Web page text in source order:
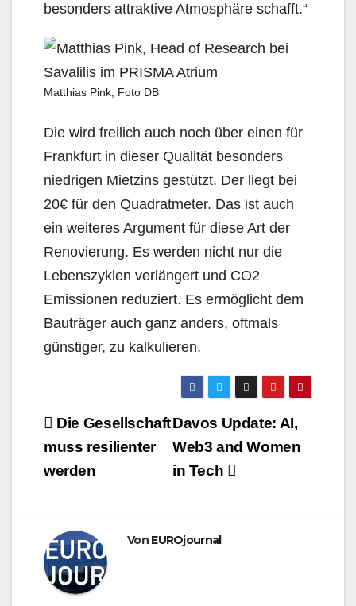
besonders attraktive Atmosphäre schafft.“
Matthias Pink, Foto DB
Die wird freilich auch noch über einen für
Frankfurt in dieser Qualität besonders
niedrigen Mietzins gestützt. Der liegt bei
20€ für den Quadratmeter. Das ist auch
ein weiteres Argument für diese Art der
Renovierung. Es werden nicht nur die
Lebenszyklen verlängert und CO2
Emissionen reduziert. Es ermöglicht dem
Bauträger auch ganz anders, oftmals
günstiger, zu kalkulieren.
Beitragsnavigation
Davos Update: AI,
Web3 and Women
in Tech
Die Gesellschaft
muss resilienter
werden
Von EUROjournal